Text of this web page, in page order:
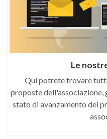
Le
Qui potrete trovare
proposte
stato di avanzamento dei